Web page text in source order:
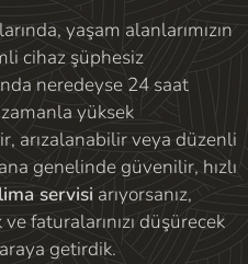
yaşam alanlarımızın
cihaz şüphesiz
neredeyse 24 saat
zamanla yüksek
arızalanabilir veya düzenli
genelinde güvenilir, hızlı
servisi arıyorsanız,
faturalarınızı düşürecek
getirdik.